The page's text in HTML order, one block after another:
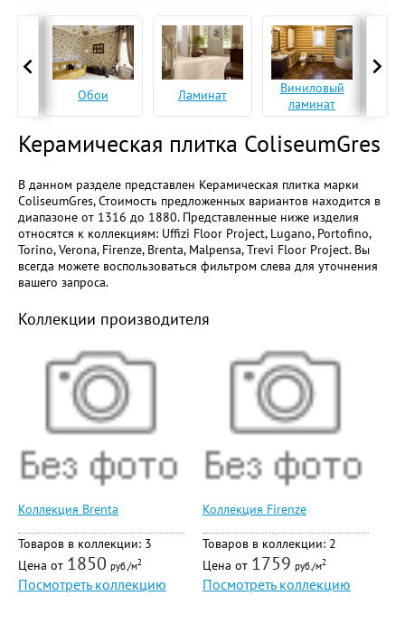
Обои Ламинат
Виниловый
ламинат
Керамическая плитка ColiseumGres
В данном разделе представлен Керамическая плитка марки
ColiseumGres, Стоимость предложенных вариантов находится в
диапазоне от 1316 до 1880. Представленные ниже изделия
относятся к коллекциям: Uffizi Floor Project, Lugano, Portofino,
Torino, Verona, Firenze, Brenta, Malpensa, Trevi Floor Project. Вы
всегда можете воспользоваться фильтром слева для уточнения
вашего запроса.
Коллекции производителя
Коллекция Brenta
Товаров в коллекции: 3
Цена от 1850 руб./м2
Посмотреть коллекцию
Коллекция Firenze
Товаров в коллекции: 2
Цена от 1759 руб./м2
Посмотреть коллекцию